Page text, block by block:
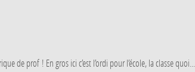
de prof ! En gros ici c’est l’ordi pour l’école, la classe quoi...